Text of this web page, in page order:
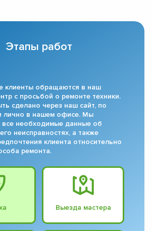
Этапы работ
клиенты обращаются в наш
с просьбой о ремонте техники.
сделано через наш сайт, по
лично в нашем офисе. Мы
все необходимые данные об
неисправностях, а также
клиента относительно
ремонта.
Выезда мастера